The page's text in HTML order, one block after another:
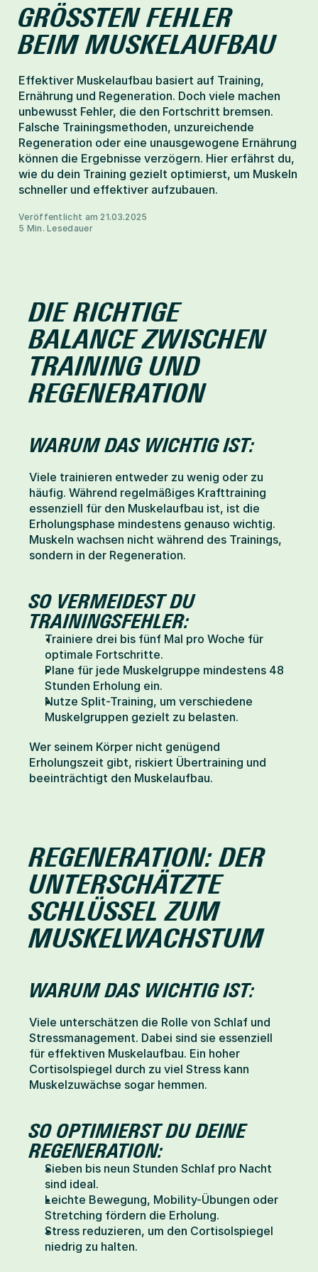
Help-Center
Mitglied werden
GRÖSSTEN FEHLER B
EIM MUSKELAUFBAU
Effektiver Muskelaufbau basiert auf Training,
Ernährung und Regeneration. Doch viele machen
unbewusst Fehler, die den Fortschritt bremsen.
Falsche Trainingsmethoden, unzureichende
Regeneration oder eine unausgewogene Ernährung
können die Ergebnisse verzögern. Hier erfährst du,
wie du dein Training gezielt optimierst, um Muskeln
schneller und effektiver aufzubauen.
Veröffentlicht am 21.03.2025
5 Min. Lesedauer
DIE RICHTIGE
BALANCE ZWISCHEN
TRAINING UND
REGENERATION
WARUM DAS WICHTIG IST:
Viele trainieren entweder zu wenig oder zu
häufig. Während regelmäßiges Krafttraining
essenziell für den Muskelaufbau ist, ist die
Erholungsphase mindestens genauso wichtig.
Muskeln wachsen nicht während des Trainings,
sondern in der Regeneration.
SO VERMEIDEST DU
TRAININGSFEHLER:
Trainiere drei bis fünf Mal pro Woche für
optimale Fortschritte.
Plane für jede Muskelgruppe mindestens 48
Stunden Erholung ein.
Nutze Split-Training, um verschiedene
Muskelgruppen gezielt zu belasten.
Wer seinem Körper nicht genügend
Erholungszeit gibt, riskiert Übertraining und
beeinträchtigt den Muskelaufbau.
REGENERATION: DER
UNTERSCHÄTZTE
SCHLÜSSEL ZUM
MUSKELWACHSTUM
WARUM DAS WICHTIG IST:
Viele unterschätzen die Rolle von Schlaf und
Stressmanagement. Dabei sind sie essenziell
für effektiven Muskelaufbau. Ein hoher
Cortisolspiegel durch zu viel Stress kann
Muskelzuwächse sogar hemmen.
SO OPTIMIERST DU DEINE
REGENERATION:
Sieben bis neun Stunden Schlaf pro Nacht
sind ideal.
Leichte Bewegung, Mobility-Übungen oder
Stretching fördern die Erholung.
Stress reduzieren, um den Cortisolspiegel
niedrig zu halten.